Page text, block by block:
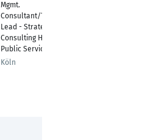
Mgmt.
Consultant/Team
Lead - Strategy &
Consulting Health and
Public Service
Köln